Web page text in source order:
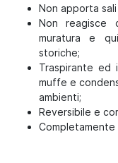
Non apporta
Non reagisce
muratura e
storiche;
Traspirante ed
muffe e
ambienti;
Reversibile e